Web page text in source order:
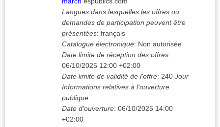
Langues dans lesquelles les offres ou
demandes de participation peuvent être
présentées: français
Catalogue électronique: Non autorisée
Date limite de réception des offres:
06/10/2025 12:00 +02:00
Date limite de validité de l'offre: 240 Jour
Informations relatives à l'ouverture
publique:
Date d'ouverture: 06/10/2025 14:00
+02:00